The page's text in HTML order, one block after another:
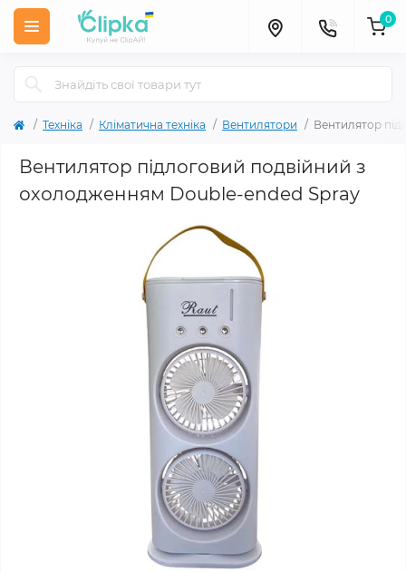
0
Техніка Кліматична техніка Вентилятори Вентилятор
Вентилятор підлоговий подвійний з
охолодженням Double-ended Spray